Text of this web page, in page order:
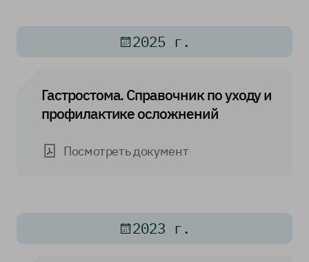
2025 г.
Гастростома. Справочник по уходу и
профилактике осложнений
Посмотреть документ
2023 г.